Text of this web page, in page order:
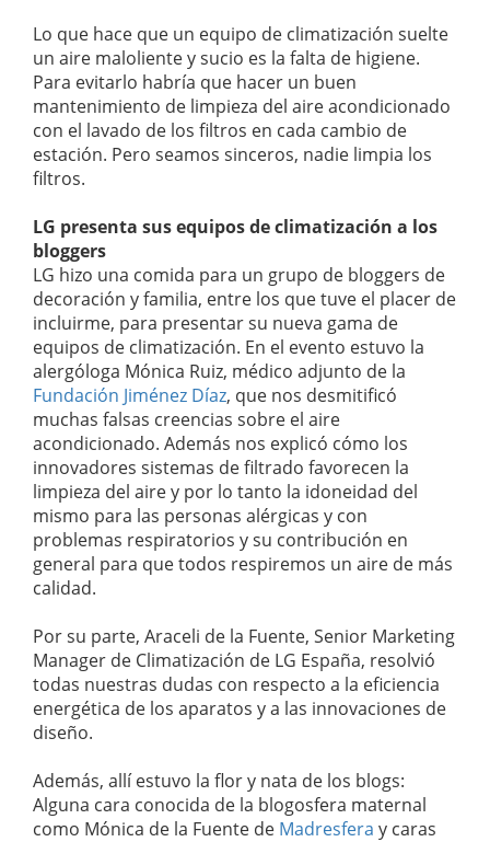
Lo que hace que un equipo de climatización suelte
un aire maloliente y sucio es la falta de higiene.
Para evitarlo habría que hacer un buen
mantenimiento de limpieza del aire acondicionado
con el lavado de los filtros en cada cambio de
estación. Pero seamos sinceros, nadie limpia los
filtros.
LG presenta sus equipos de climatización a los
bloggers
LG hizo una comida para un grupo de bloggers de
decoración y familia, entre los que tuve el placer de
incluirme, para presentar su nueva gama de
equipos de climatización. En el evento estuvo la
alergóloga Mónica Ruiz, médico adjunto de la
Fundación Jiménez Díaz, que nos desmitificó
muchas falsas creencias sobre el aire
acondicionado. Además nos explicó cómo los
innovadores sistemas de filtrado favorecen la
limpieza del aire y por lo tanto la idoneidad del
mismo para las personas alérgicas y con
problemas respiratorios y su contribución en
general para que todos respiremos un aire de más
calidad.
Por su parte, Araceli de la Fuente, Senior Marketing
Manager de Climatización de LG España, resolvió
todas nuestras dudas con respecto a la eficiencia
energética de los aparatos y a las innovaciones de
diseño.
Además, allí estuvo la flor y nata de los blogs:
Alguna cara conocida de la blogosfera maternal
como Mónica de la Fuente de Madresfera y caras